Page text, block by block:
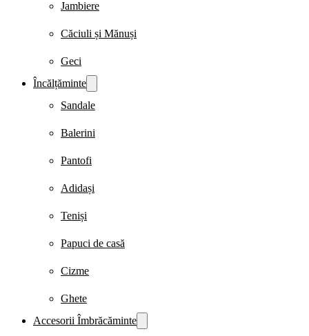
Jambiere
Căciuli și Mănuși
Geci
Încălțăminte
Sandale
Balerini
Pantofi
Adidași
Teniși
Papuci de casă
Cizme
Ghete
Accesorii Îmbrăcăminte